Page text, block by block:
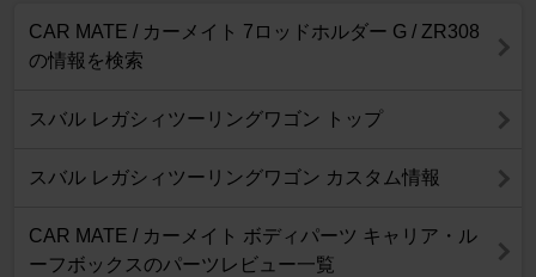
CAR MATE / カーメイト 7ロッドホルダー G / ZR308
の情報を検索
スバル レガシィツーリングワゴン トップ
スバル レガシィツーリングワゴン カスタム情報
CAR MATE / カーメイト ボディパーツ キャリア・ル
ーフボックスのパーツレビュー一覧